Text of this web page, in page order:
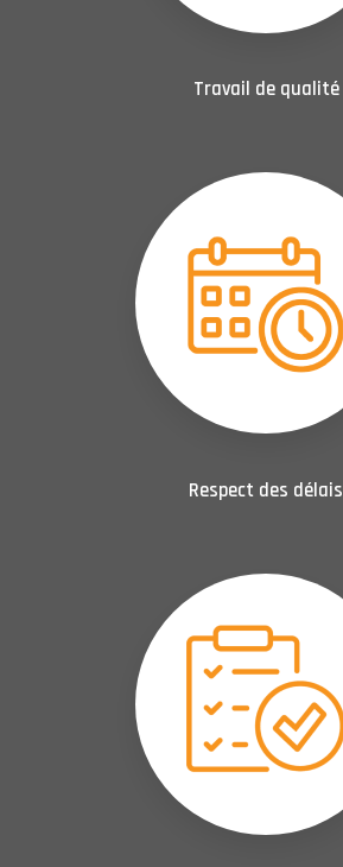
Travail de qualité
Respect des délais